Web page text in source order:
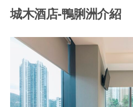
城木酒店-鴨脷洲介紹